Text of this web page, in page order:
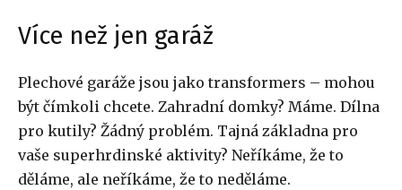
Více než jen garáž
Plechové garáže jsou jako transformers – mohou
být čímkoli chcete. Zahradní domky? Máme. Dílna
pro kutily? Žádný problém. Tajná základna pro
vaše superhrdinské aktivity? Neříkáme, že to
děláme, ale neříkáme, že to neděláme.